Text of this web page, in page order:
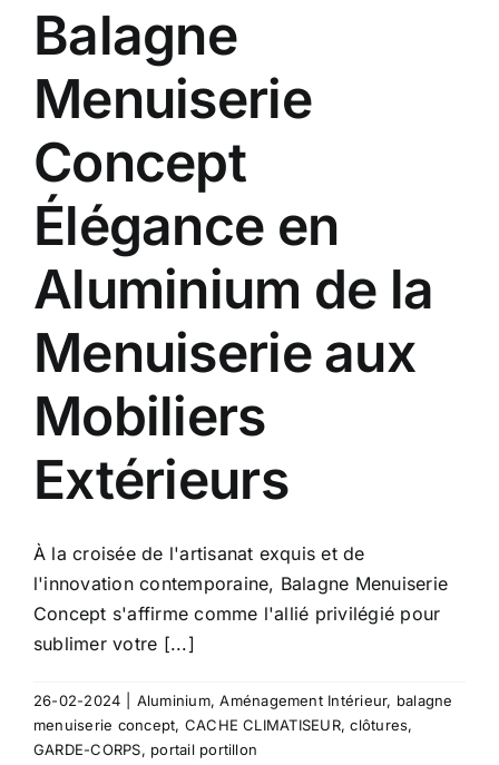
Balagne
Menuiserie
Concept
Élégance en
Aluminium de la
Menuiserie aux
Mobiliers
Extérieurs
À la croisée de l'artisanat exquis et de
l'innovation contemporaine, Balagne Menuiserie
Concept s'affirme comme l'allié privilégié pour
sublimer votre [...]
26-02-2024 Aluminium,Aménagement Intérieur, balagne
menuiserie concept, CACHE CLIMATISEUR,clôtures,
GARDE-CORPS, portail portillon